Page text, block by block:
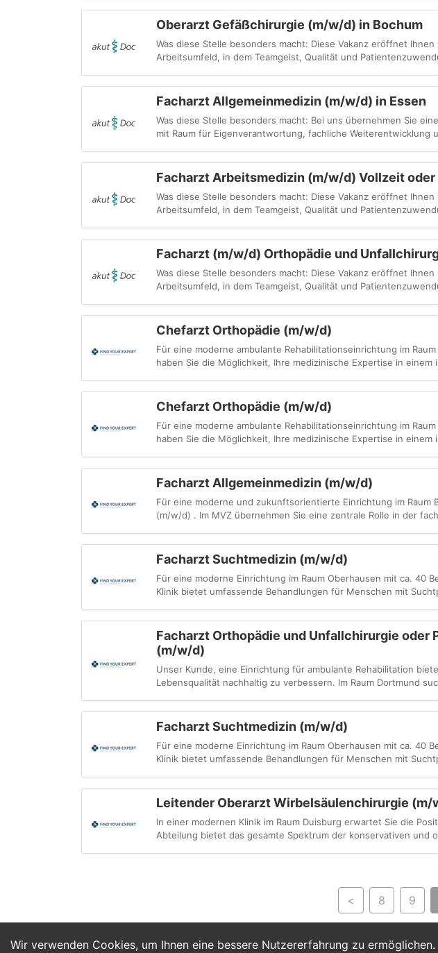
Wir verwenden Cookies, um Ihnen eine bessere Nutzererfahrung zu
Oberarzt Gefäßchirurgie (m/w/d) in Bochum
Was diese Stelle besonders macht: Diese Vakanz eröffnet
Arbeitsumfeld, in dem Teamgeist, Qualität und
Facharzt Allgemeinmedizin (m/w/d) in Essen
Was diese Stelle besonders macht: Bei uns übernehmen Sie
mit Raum für Eigenverantwortung, fachliche Weiterentwicklung
Facharzt Arbeitsmedizin (m/w/d) Vollzeit oder
Was diese Stelle besonders macht: Diese Vakanz eröffnet
Arbeitsumfeld, in dem Teamgeist, Qualität und
Facharzt (m/w/d) Orthopädie und
Was diese Stelle besonders macht: Diese Vakanz eröffnet
Arbeitsumfeld, in dem Teamgeist, Qualität und
Chefarzt Orthopädie (m/w/d)
Für eine moderne ambulante Rehabilitationseinrichtung im
haben Sie die Möglichkeit, Ihre medizinische Expertise in einem
Chefarzt Orthopädie (m/w/d)
Für eine moderne ambulante Rehabilitationseinrichtung im
haben Sie die Möglichkeit, Ihre medizinische Expertise in einem
Facharzt Allgemeinmedizin (m/w/d)
Für eine moderne und zukunftsorientierte Einrichtung im
(m/w/d) . Im MVZ übernehmen Sie eine zentrale Rolle in der
Facharzt Suchtmedizin (m/w/d)
Für eine moderne Einrichtung im Raum Oberhausen mit ca. 40
Klinik bietet umfassende Behandlungen für Menschen mit
Facharzt Orthopädie und Unfallchirurgie
(m/w/d)
Unser Kunde, eine Einrichtung für ambulante Rehabilitation
Lebensqualität nachhaltig zu verbessern. Im Raum Dortmund
Facharzt Suchtmedizin (m/w/d)
Für eine moderne Einrichtung im Raum Oberhausen mit ca. 40
Klinik bietet umfassende Behandlungen für Menschen mit
Leitender Oberarzt Wirbelsäulenchirurgie (m/
In einer modernen Klinik im Raum Duisburg erwartet Sie die
Abteilung bietet das gesamte Spektrum der konservativen und
< 8 9